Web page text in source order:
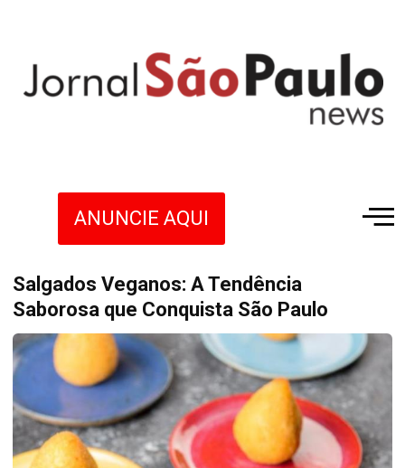
ANUNCIE AQUI
Salgados Veganos: A Tendência
Saborosa que Conquista São Paulo